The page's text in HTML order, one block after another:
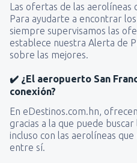
Las ofertas de las aerolíneas
Para ayudarte a encontrar
siempre supervisamos las
establece nuestra Alerta de
sobre las mejores.
✔️ ¿El aeropuerto San
conexión?
En eDestinos.com.hn,
gracias a la que puede
incluso con las aerolíneas
entre sí.